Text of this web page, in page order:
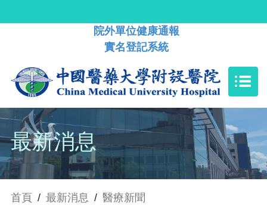
院外單位健康通報
實名登記系統
最新消息
首頁 / 最新消息 / 醫療新聞